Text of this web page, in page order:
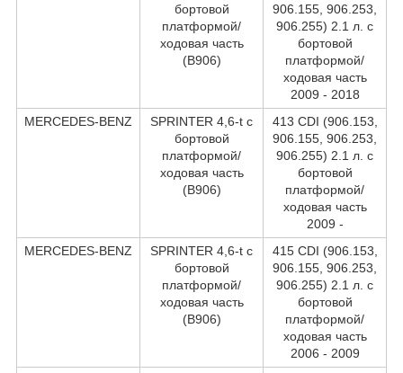
бортовой
платформой/
ходовая часть
(B906)
906.155, 906.253,
906.255) 2.1 л. c
бортовой
платформой/
ходовая часть
2009 - 2018
MERCEDES-BENZ
SPRINTER 4,6-t c
бортовой
платформой/
ходовая часть
(B906)
413 CDI (906.153,
906.155, 906.253,
906.255) 2.1 л. c
бортовой
платформой/
ходовая часть
2009 -
MERCEDES-BENZ
SPRINTER 4,6-t c
бортовой
платформой/
ходовая часть
(B906)
415 CDI (906.153,
906.155, 906.253,
906.255) 2.1 л. c
бортовой
платформой/
ходовая часть
2006 - 2009